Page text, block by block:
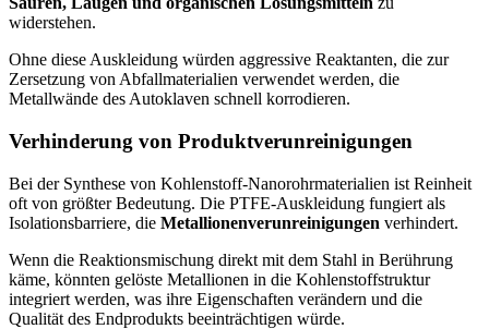
widerstehen.
Ohne diese Auskleidung würden aggressive Reaktanten, die zur
Zersetzung von Abfallmaterialien verwendet werden, die
Metallwände des Autoklaven schnell korrodieren.
Verhinderung von Produktverunreinigungen
Bei der Synthese von Kohlenstoff-Nanorohrmaterialien ist Reinheit
oft von größter Bedeutung. Die PTFE-Auskleidung fungiert als
Isolationsbarriere, die Metallionenverunreinigungen verhindert.
Wenn die Reaktionsmischung direkt mit dem Stahl in Berührung
käme, könnten gelöste Metallionen in die Kohlenstoffstruktur
integriert werden, was ihre Eigenschaften verändern und die
Qualität des Endprodukts beeinträchtigen würde.